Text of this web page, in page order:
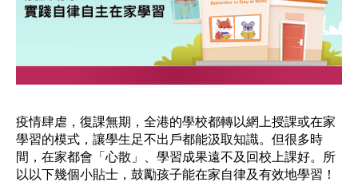
疫情肆虐，復課無期，全港的學校都轉以網上授課或在家
學習的模式，讓學生足不出戶都能汲取知識。但很多時
間，在家都會「心散」、學習成果遠不及回校上課好。所
以以下幾個小貼士，鼓勵孩子能在家自律及有效地學習！